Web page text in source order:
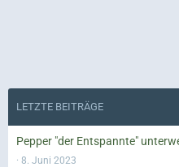
LETZTE BEITRÄGE
Pepper "der Entspannte"
8. Juni 2023